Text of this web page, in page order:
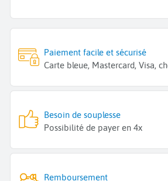
Paiement facile et sécurisé
Carte bleue, Mastercard, Visa,
Besoin de souplesse
Possibilité de payer en 4x
Remboursement